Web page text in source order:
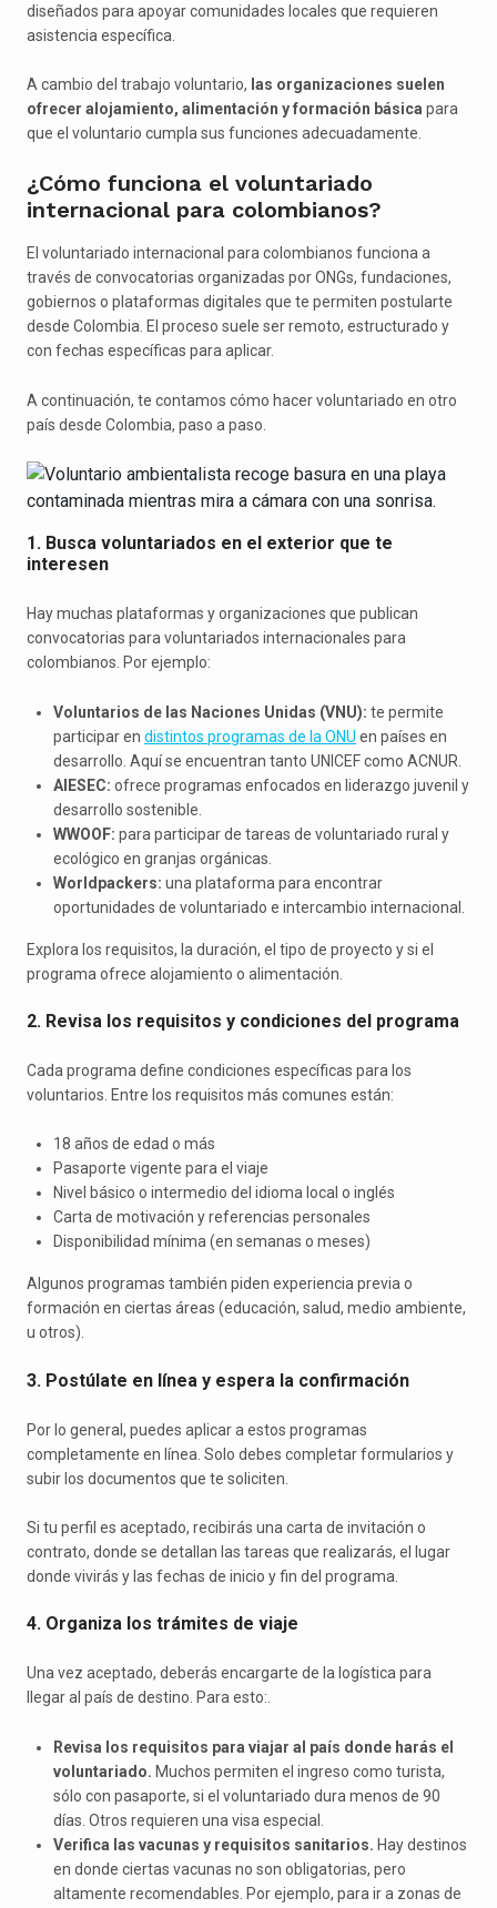
diseñados para apoyar comunidades locales que requieren
asistencia específica.
A cambio del trabajo voluntario, las organizaciones suelen
ofrecer alojamiento, alimentación y formación básica para
que el voluntario cumpla sus funciones adecuadamente.
¿Cómo funciona el voluntariado
internacional para colombianos?
El voluntariado internacional para colombianos funciona a
través de convocatorias organizadas por ONGs, fundaciones,
gobiernos o plataformas digitales que te permiten postularte
desde Colombia. El proceso suele ser remoto, estructurado y
con fechas específicas para aplicar.
A continuación, te contamos cómo hacer voluntariado en otro
país desde Colombia, paso a paso.
1. Busca voluntariados en el exterior que te
interesen
Hay muchas plataformas y organizaciones que publican
convocatorias para voluntariados internacionales para
colombianos. Por ejemplo:
Voluntarios de las Naciones Unidas (VNU): te permite
participar en distintos programas de la ONU en países en
desarrollo. Aquí se encuentran tanto UNICEF como ACNUR.
AIESEC: ofrece programas enfocados en liderazgo juvenil y
desarrollo sostenible.
WWOOF: para participar de tareas de voluntariado rural y
ecológico en granjas orgánicas.
Worldpackers: una plataforma para encontrar
oportunidades de voluntariado e intercambio internacional.
Explora los requisitos, la duración, el tipo de proyecto y si el
programa ofrece alojamiento o alimentación.
2. Revisa los requisitos y condiciones del programa
Cada programa define condiciones específicas para los
voluntarios. Entre los requisitos más comunes están:
18 años de edad o más
Pasaporte vigente para el viaje
Nivel básico o intermedio del idioma local o inglés
Carta de motivación y referencias personales
Disponibilidad mínima (en semanas o meses)
Algunos programas también piden experiencia previa o
formación en ciertas áreas (educación, salud, medio ambiente,
u otros).
3. Postúlate en línea y espera la confirmación
Por lo general, puedes aplicar a estos programas
completamente en línea. Solo debes completar formularios y
subir los documentos que te soliciten.
Si tu perfil es aceptado, recibirás una carta de invitación o
contrato, donde se detallan las tareas que realizarás, el lugar
donde vivirás y las fechas de inicio y fin del programa.
4. Organiza los trámites de viaje
Una vez aceptado, deberás encargarte de la logística para
llegar al país de destino. Para esto:.
Revisa los requisitos para viajar al país donde harás el
voluntariado. Muchos permiten el ingreso como turista,
sólo con pasaporte, si el voluntariado dura menos de 90
días. Otros requieren una visa especial.
Verifica las vacunas y requisitos sanitarios. Hay destinos
en donde ciertas vacunas no son obligatorias, pero
altamente recomendables. Por ejemplo, para ir a zonas de